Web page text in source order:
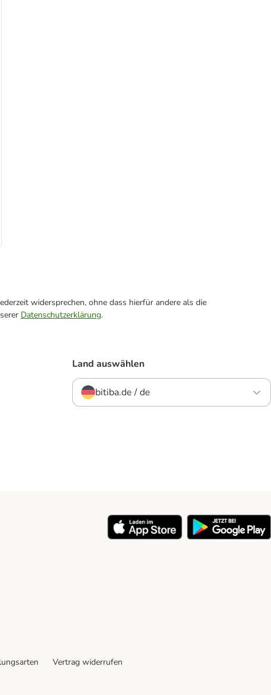
widersprechen, ohne dass hierfür andere als die
Datenschutzerklärung.
Land auswählen
bitiba.de / de
Vertrag widerrufen